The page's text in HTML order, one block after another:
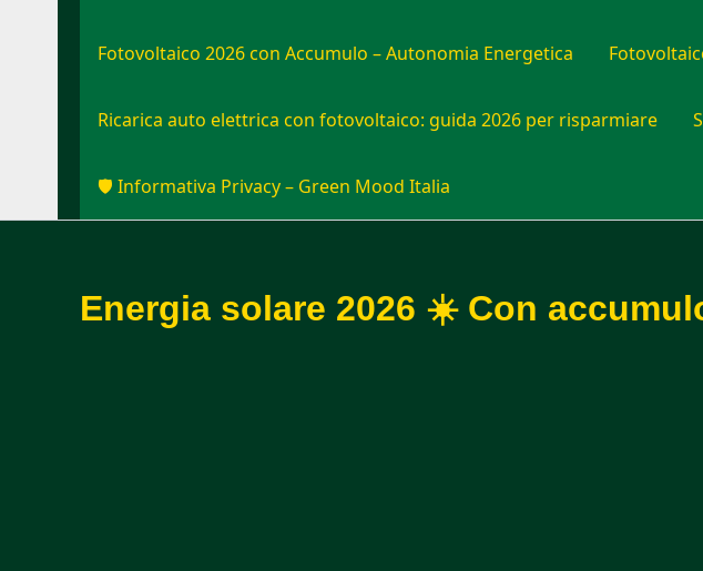
Fotovoltaico 2026 con Accumulo – Autonomia Energetica
Ricarica auto elettrica con fotovoltaico: guida 2026 per risparmiare
🛡️ Informativa Privacy – Green Mood Italia
Energia solare 2026 ☀️ Con